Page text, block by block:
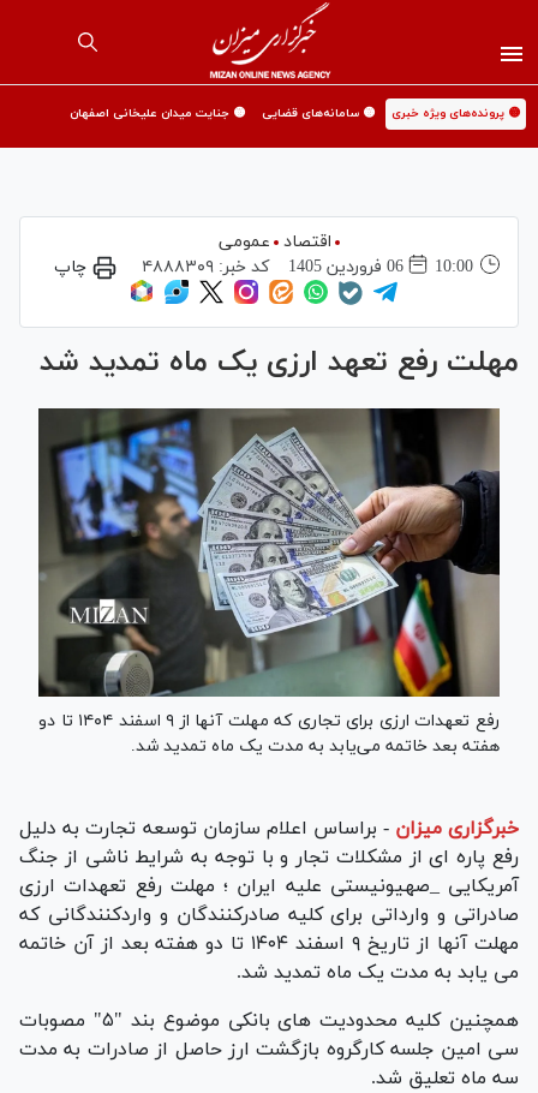
🟡 پرونده‌های ویژه خبری 🟡 سامانه‌های قضایی 🟡 جنایت میدان علیخانی اصفهان
اقتصاد
عمومی
10:00
06 فروردين 1405 کد خبر:۴۸۸۸۳۰۹ چاپ
مهلت رفع تعهد ارزی یک ماه تمدید شد
رفع تعهدات ارزی برای تجاری که مهلت آنها از ۹ اسفند ۱۴۰۴ تا دو
هفته بعد خاتمه می‌یابد به مدت یک ماه تمدید شد.
خبرگزاری میزان - براساس اعلام سازمان توسعه تجارت به دلیل
رفع پاره ای از مشکلات تجار و با توجه به شرایط ناشی از جنگ
آمریکایی _صهیونیستی علیه ایران ؛ مهلت رفع تعهدات ارزی
صادراتی و وارداتی برای کلیه صادرکنندگان و واردکنندگانی که
مهلت آنها از تاریخ ۹ اسفند ۱۴۰۴ تا دو هفته بعد از آن خاتمه
می یابد به مدت یک ماه تمدید شد.
همچنین کلیه محدودیت های بانکی موضوع بند "۵" مصوبات
سی امین جلسه کارگروه بازگشت ارز حاصل از صادرات به مدت
سه ماه تعلیق شد.